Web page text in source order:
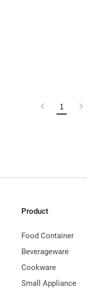
1
지
Product
Food Container
Beverageware
Cookware
Small Appliance